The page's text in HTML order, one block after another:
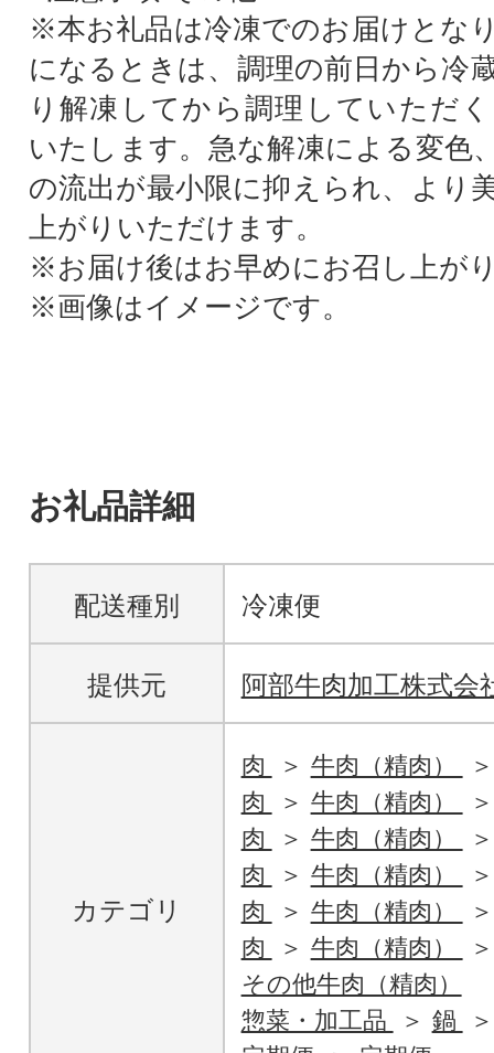
※本お礼品は冷凍でのお届けとな
になるときは、調理の前日から冷
り解凍してから調理していただ
いたします。急な解凍による変色
の流出が最小限に抑えられ、より
上がりいただけます。
※お届け後はお早めにお召し上が
※画像はイメージです。
お礼品詳細
配送種別 冷凍便
提供元 阿部牛肉加工株式会
カテゴリ
肉
牛肉（精肉）
肉
牛肉（精肉）
肉
牛肉（精肉）
肉
牛肉（精肉）
肉
牛肉（精肉）
肉
牛肉（精肉）
その他牛肉（精肉）
惣菜・加工品
鍋